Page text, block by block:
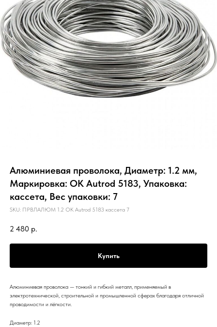
Алюминиевая проволока, Диаметр: 1.2 мм,
Маркировка: OK Autrod 5183, Упаковка:
кассета, Вес упаковки: 7
SKU: ПРВЛАЛЮМ 1.2 OK Autrod 5183 кассета 7
2 480 р.
Купить
Алюминиевая проволока — тонкий и гибкий металл, применяемый в
электротехнической, строительной и промышленной сферах благодаря отличной
проводимости и лёгкости.
Диаметр: 1.2